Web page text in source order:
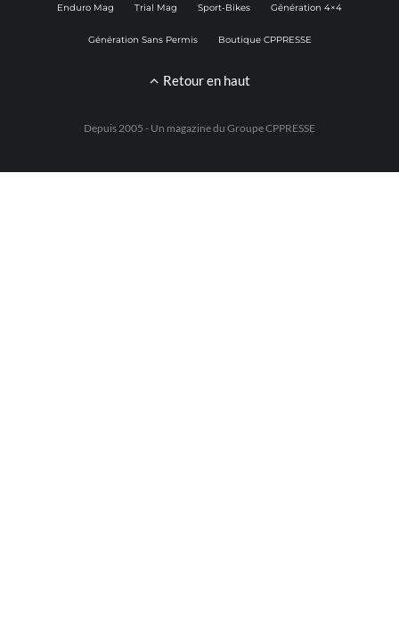
Enduro Mag Trial Mag Sport-Bikes Génération 4×4
Génération Sans Permis Boutique CPPRESSE
Retour en haut
Depuis 2005 - Un magazine du Groupe CPPRESSE